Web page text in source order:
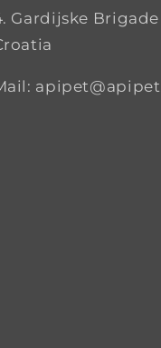
Gardijske Brigade